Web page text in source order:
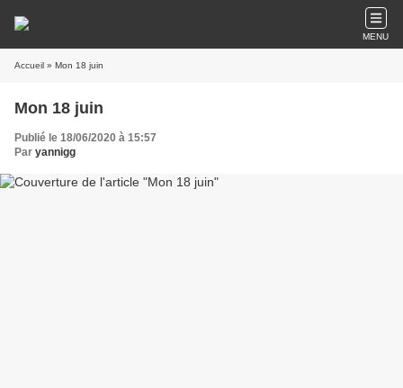
MENU
Accueil » Mon 18 juin
Mon 18 juin
Publié le 18/06/2020 à 15:57
Par yannigg